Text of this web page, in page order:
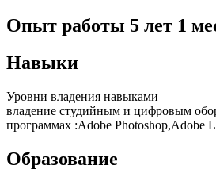
Опыт работы 5 лет 1
Навыки
Уровни владения навыками
владение студийным и цифровым
программах :Adobe Photoshop,Adobe
Образование